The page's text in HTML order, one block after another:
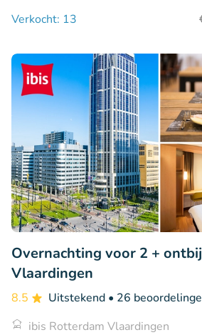
Verkocht: 13
Overnachting voor 2 +
Vlaardingen
8.5 Uitstekend • 26
ibis Rotterdam Vlaardingen